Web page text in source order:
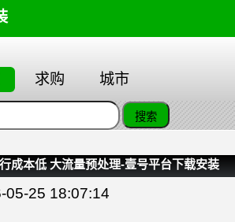
求购 城市
成本低 大流量预处理-壹号平台下载安装
05-25 18:07:14